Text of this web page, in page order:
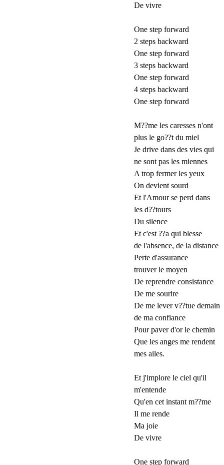
De vivre
One step forward
2 steps backward
One step forward
3 steps backward
One step forward
4 steps backward
One step forward
M??me les caresses n'ont
plus le go??t du miel
Je drive dans des vies qui
ne sont pas les miennes
A trop fermer les yeux
On devient sourd
Et l'Amour se perd dans
les d??tours
Du silence
Et c'est ??a qui blesse
de l'absence, de la distance
Perte d'assurance
trouver le moyen
De reprendre consistance
De me sourire
De me lever v??tue demain
de ma confiance
Pour paver d'or le chemin
Que les anges me rendent
mes ailes.
Et j'implore le ciel qu'il
m'entende
Qu'en cet instant m??me
Il me rende
Ma joie
De vivre
One step forward